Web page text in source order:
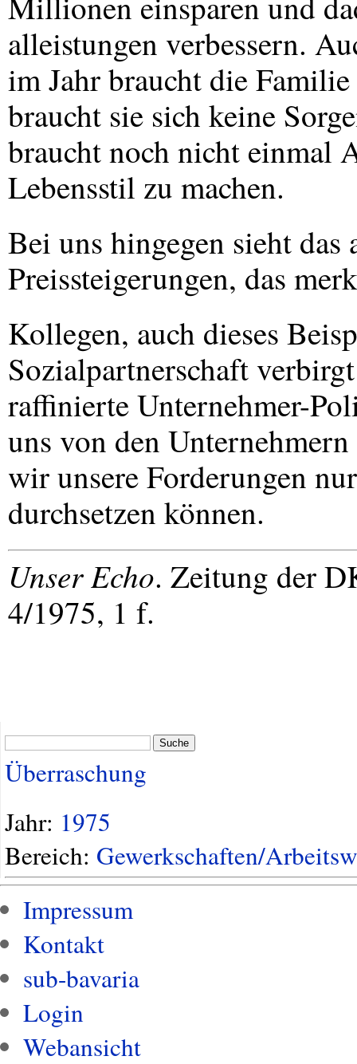
alleistungen verbessern.
im Jahr braucht die
braucht sie sich keine
braucht noch nicht einmal
Lebensstil zu machen.
Bei uns hingegen sieht
Preissteigerungen, das
Kollegen, auch dieses
Sozialpartnerschaft
raffinierte Unternehmer-
uns von den
wir unsere Forderungen
durchsetzen können.
Unser Echo. Zeitung der
4/1975, 1 f.
Suche
Überraschung
Jahr: 1975
Bereich: Gewerkschaften/
Impressum
Kontakt
sub-bavaria
Login
Webansicht